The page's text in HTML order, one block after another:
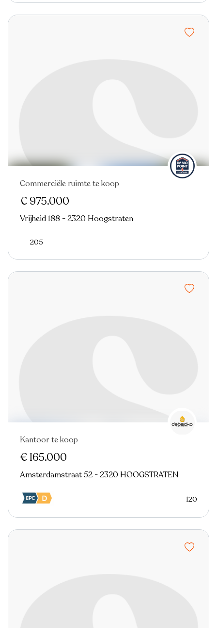
Commerciële ruimte te koop
€ 975.000
Vrijheid 188 - 2320 Hoogstraten
205
Kantoor te koop
€ 165.000
Amsterdamstraat 52 - 2320 HOOGSTRATEN
120